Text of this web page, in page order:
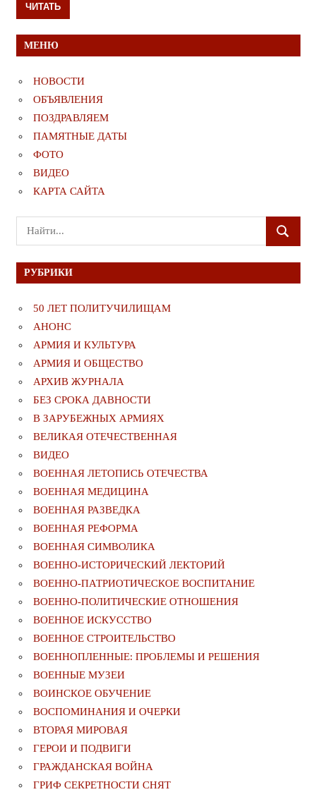
ЧИТАТЬ
МЕНЮ
НОВОСТИ
ОБЪЯВЛЕНИЯ
ПОЗДРАВЛЯЕМ
ПАМЯТНЫЕ ДАТЫ
ФОТО
ВИДЕО
КАРТА САЙТА
Поиск
для:
ПОИСК
РУБРИКИ
50 ЛЕТ ПОЛИТУЧИЛИЩАМ
АНОНС
АРМИЯ И КУЛЬТУРА
АРМИЯ И ОБЩЕСТВО
АРХИВ ЖУРНАЛА
БЕЗ СРОКА ДАВНОСТИ
В ЗАРУБЕЖНЫХ АРМИЯХ
ВЕЛИКАЯ ОТЕЧЕСТВЕННАЯ
ВИДЕО
ВОЕННАЯ ЛЕТОПИСЬ ОТЕЧЕСТВА
ВОЕННАЯ МЕДИЦИНА
ВОЕННАЯ РАЗВЕДКА
ВОЕННАЯ РЕФОРМА
ВОЕННАЯ СИМВОЛИКА
ВОЕННО-ИСТОРИЧЕСКИЙ ЛЕКТОРИЙ
ВОЕННО-ПАТРИОТИЧЕСКОЕ ВОСПИТАНИЕ
ВОЕННО-ПОЛИТИЧЕСКИE ОТНОШЕНИЯ
ВОЕННОЕ ИСКУССТВО
ВОЕННОЕ СТРОИТЕЛЬСТВО
ВОЕННОПЛЕННЫЕ: ПРОБЛЕМЫ И РЕШЕНИЯ
ВОЕННЫЕ МУЗЕИ
ВОИНСКОЕ ОБУЧЕНИЕ
ВОСПОМИНАНИЯ И ОЧЕРКИ
ВТОРАЯ МИРОВАЯ
ГЕРОИ И ПОДВИГИ
ГРАЖДАНСКАЯ ВОЙНА
ГРИФ СЕКРЕТНОСТИ СНЯТ